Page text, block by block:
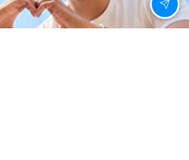
야 합니다. 위험한 감정의 실체, 그리고 깨달음 우
사이에 스며든 그 위험한 감정은 다름 아닌 자신감
상실과 단절감이었습니다. 발기부전이라는 현실이